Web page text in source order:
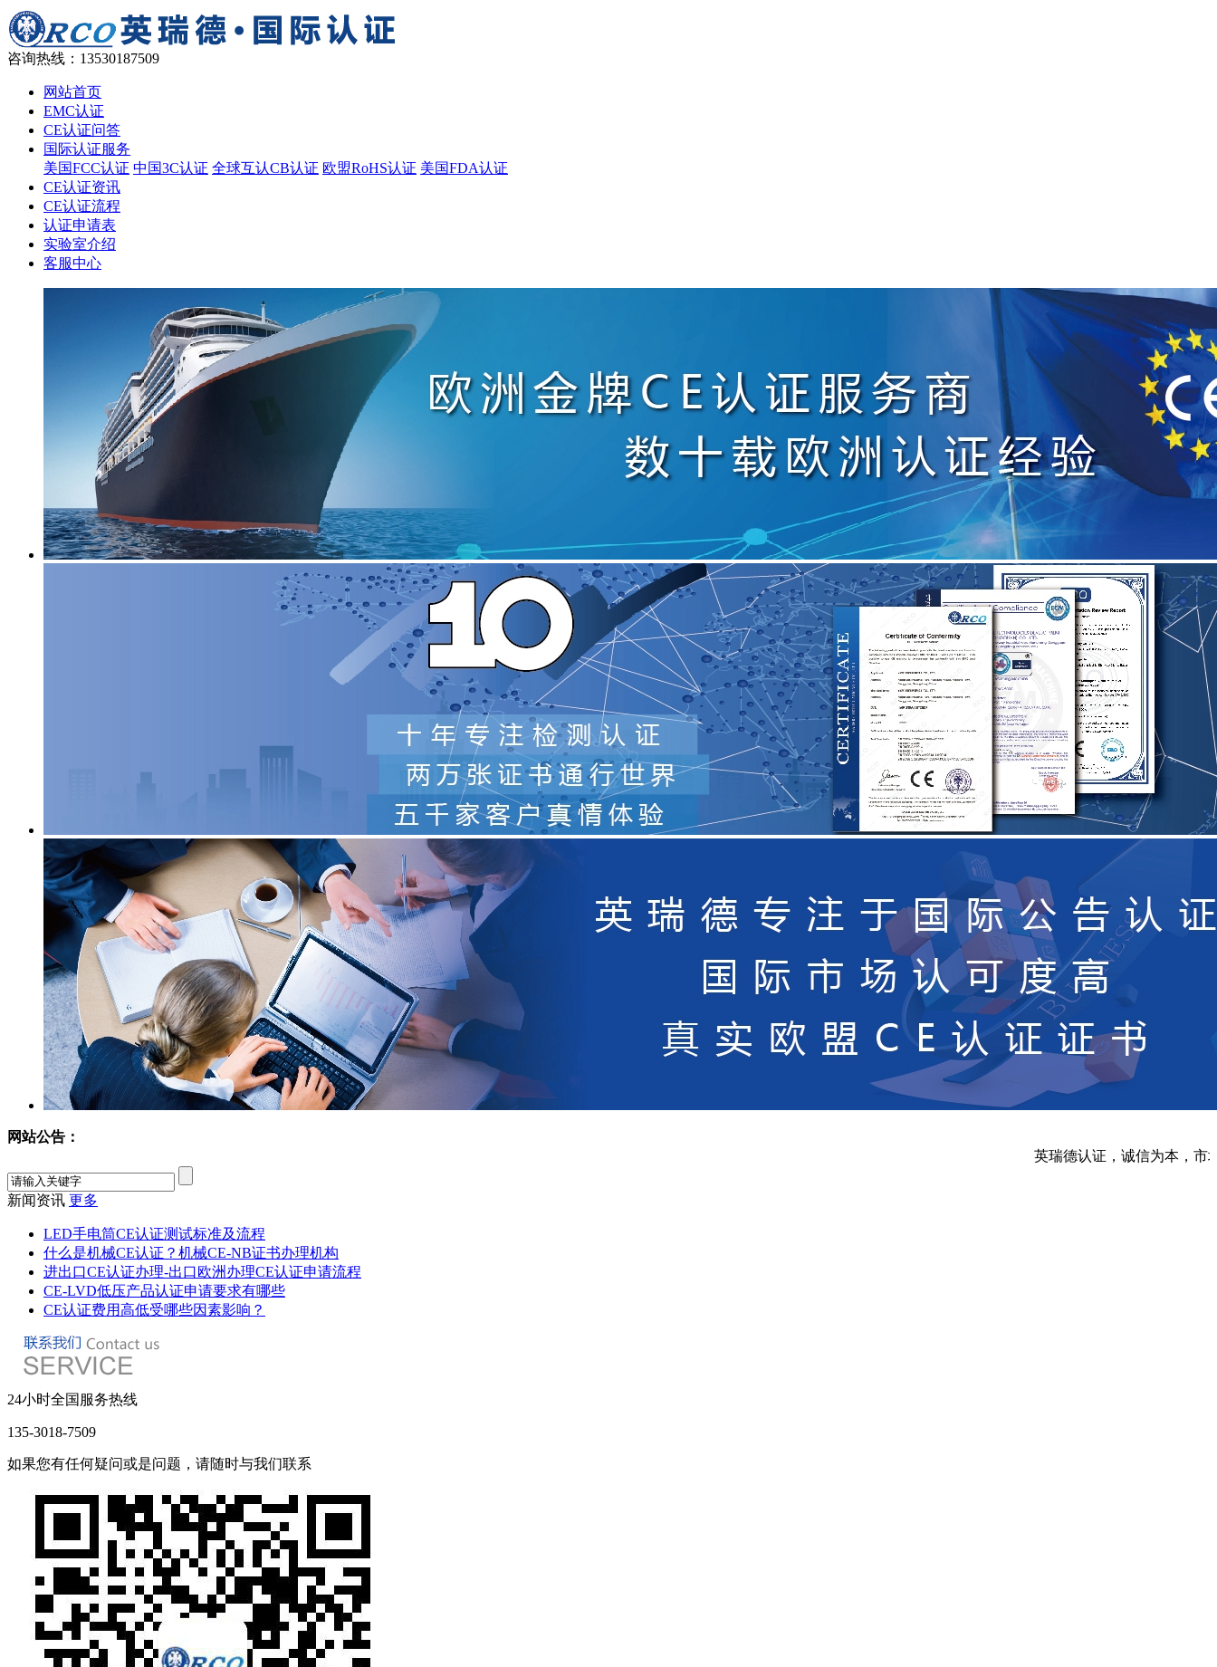
咨询热线： 13530187509
网站首页
EMC认证
CE认证问答
国际认证服务
美国FCC认证 中国3C认证 全球互认CB认证 欧盟RoHS认证 美国FDA认证
CE认证资讯
CE认证流程
认证申请表
实验室介绍
客服中心
网站公告：
英瑞德认证，诚信为本，市场在
新闻资讯 更多
LED手电筒CE认证测试标准及流程
什么是机械CE认证？机械CE-NB证书办理机构
进出口CE认证办理-出口欧洲办理CE认证申请流程
CE-LVD低压产品认证申请要求有哪些
CE认证费用高低受哪些因素影响？
24小时全国服务热线
135-3018-7509
如果您有任何疑问或是问题，请随时与我们联系